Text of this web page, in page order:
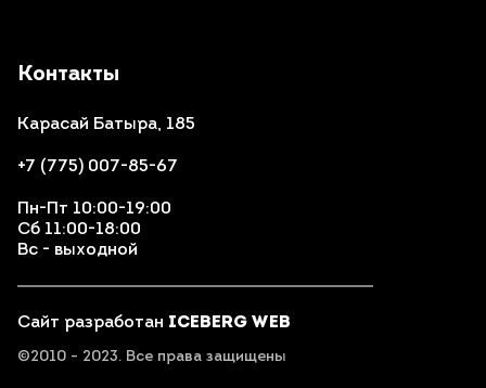
Контакты
Карасай Батыра, 185
+7 (775) 007-85-67
Пн-Пт 10:00-19:00
Сб 11:00-18:00
Вс - выходной
Сайт разработан ICEBERG WEB
©2010 - 2023. Все права защищены